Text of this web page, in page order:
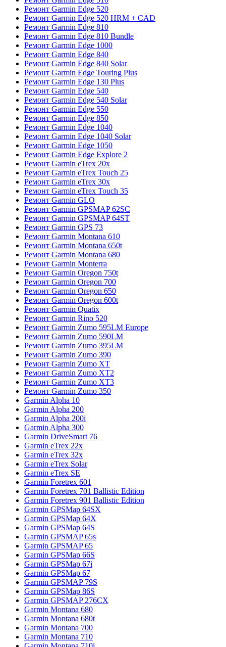
Ремонт Garmin Edge 520
Ремонт Garmin Edge 520 HRM + CAD
Ремонт Garmin Edge 810
Ремонт Garmin Edge 810 Bundle
Ремонт Garmin Edge 1000
Ремонт Garmin Edge 840
Ремонт Garmin Edge 840 Solar
Ремонт Garmin Edge Touring Plus
Ремонт Garmin Edge 130 Plus
Ремонт Garmin Edge 540
Ремонт Garmin Edge 540 Solar
Ремонт Garmin Edge 550
Ремонт Garmin Edge 850
Ремонт Garmin Edge 1040
Ремонт Garmin Edge 1040 Solar
Ремонт Garmin Edge 1050
Ремонт Garmin Edge Explore 2
Ремонт Garmin eTrex 20x
Ремонт Garmin eTrex Touch 25
Ремонт Garmin eTrex 30x
Ремонт Garmin eTrex Touch 35
Ремонт Garmin GLO
Ремонт Garmin GPSMAP 62SC
Ремонт Garmin GPSMAP 64ST
Ремонт Garmin GPS 73
Ремонт Garmin Montana 610
Ремонт Garmin Montana 650t
Ремонт Garmin Montana 680
Ремонт Garmin Monterra
Ремонт Garmin Oregon 750t
Ремонт Garmin Oregon 700
Ремонт Garmin Oregon 650
Ремонт Garmin Oregon 600t
Ремонт Garmin Quatix
Ремонт Garmin Rino 520
Ремонт Garmin Zumo 595LM Europe
Ремонт Garmin Zumo 590LM
Ремонт Garmin Zumo 395LM
Ремонт Garmin Zumo 390
Ремонт Garmin Zumo XT
Ремонт Garmin Zumo XT2
Ремонт Garmin Zumo XT3
Ремонт Garmin Zumo 350
Garmin Alpha 10
Garmin Alpha 200
Garmin Alpha 200i
Garmin Alpha 300
Garmin DriveSmart 76
Garmin eTrex 22x
Garmin eTrex 32x
Garmin eTrex Solar
Garmin eTrex SE
Garmin Foretrex 601
Garmin Foretrex 701 Ballistic Edition
Garmin Foretrex 901 Ballistic Edition
Garmin GPSMap 64SX
Garmin GPSMap 64X
Garmin GPSMap 64S
Garmin GPSMAP 65s
Garmin GPSMAP 65
Garmin GPSMap 66S
Garmin GPSMap 67i
Garmin GPSMap 67
Garmin GPSMAP 79S
Garmin GPSMap 86S
Garmin GPSMAP 276CX
Garmin Montana 680
Garmin Montana 680t
Garmin Montana 700
Garmin Montana 710